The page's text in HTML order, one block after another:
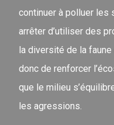
continuer à polluer
arrêter d’utiliser des
la diversité de la
donc de renforcer
que le milieu
les agressions.